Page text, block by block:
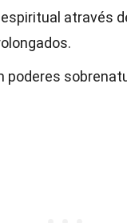
através